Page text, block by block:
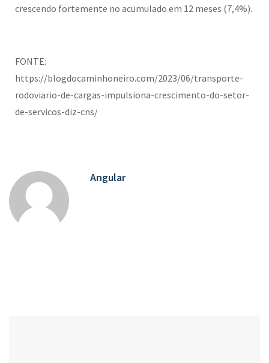
crescendo fortemente no acumulado em 12 meses (7,4%).
FONTE:
https://blogdocaminhoneiro.com/2023/06/transporte-
rodoviario-de-cargas-impulsiona-crescimento-do-setor-
de-servicos-diz-cns/
Angular